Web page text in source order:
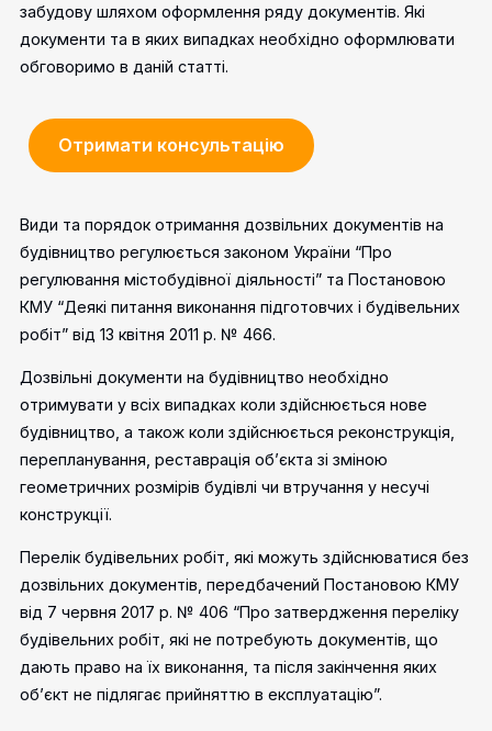
забудову шляхом оформлення ряду документів. Які
документи та в яких випадках необхідно оформлювати
обговоримо в даній статті.
Отримати консультацію
Види та порядок отримання дозвільних документів на
будівництво регулюється законом України “Про
регулювання містобудівної діяльності” та Постановою
КМУ “Деякі питання виконання підготовчих і будівельних
робіт” від 13 квітня 2011 р. № 466.
Дозвільні документи на будівництво необхідно
отримувати у всіх випадках коли здійснюється нове
будівництво, а також коли здійснюється реконструкція,
перепланування, реставрація об’єкта зі зміною
геометричних розмірів будівлі чи втручання у несучі
конструкції.
Перелік будівельних робіт, які можуть здійснюватися без
дозвільних документів, передбачений Постановою КМУ
від 7 червня 2017 р. № 406 “Про затвердження переліку
будівельних робіт, які не потребують документів, що
дають право на їх виконання, та після закінчення яких
об’єкт не підлягає прийняттю в експлуатацію”.